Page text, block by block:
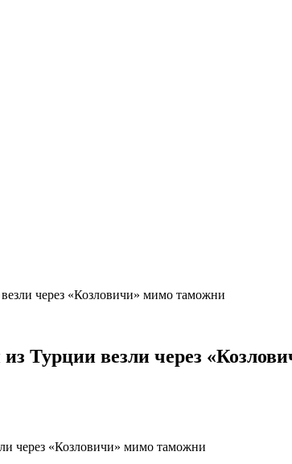
через «Козловичи» мимо таможни
Турции везли через